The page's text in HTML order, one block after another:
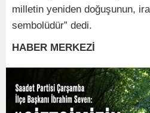
milletin yeniden doğuşunun,
sembolüdür” dedi.
HABER MERKEZİ